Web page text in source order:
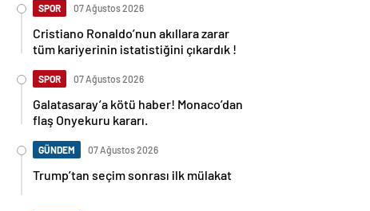
SPOR 07 Ağustos 2026
Cristiano Ronaldo’nun akıllara zarar
tüm kariyerinin istatistiğini çıkardık !
SPOR 07 Ağustos 2026
Galatasaray’a kötü haber! Monaco’dan
flaş Onyekuru kararı.
GÜNDEM 07 Ağustos 2026
Trump’tan seçim sonrası ilk mülakat